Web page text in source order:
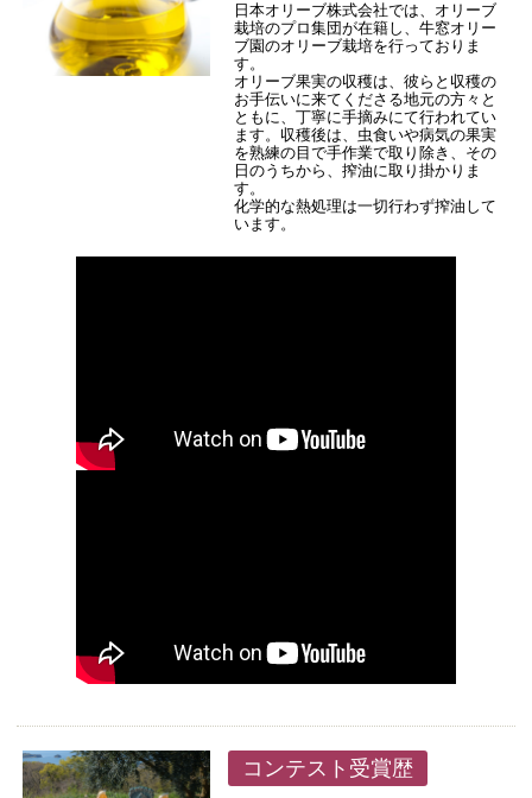
日本オリーブ株式会社では、オリーブ
栽培のプロ集団が在籍し、牛窓オリー
ブ園のオリーブ栽培を行っておりま
す。
オリーブ果実の収穫は、彼らと収穫の
お手伝いに来てくださる地元の方々と
ともに、丁寧に手摘みにて行われてい
ます。収穫後は、虫食いや病気の果実
を熟練の目で手作業で取り除き、その
日のうちから、搾油に取り掛かりま
す。
化学的な熱処理は一切行わず搾油して
います。
コンテスト受賞歴